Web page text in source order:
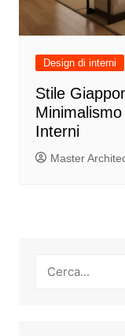
Design di interni
Stile
Interni
Master